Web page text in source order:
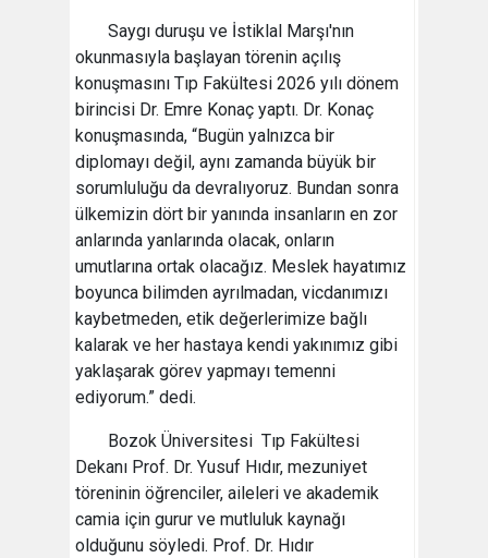
Saygı duruşu ve İstiklal Marşı'nın
okunmasıyla başlayan törenin açılış
konuşmasını Tıp Fakültesi 2026 yılı dönem
birincisi Dr. Emre Konaç yaptı. Dr. Konaç
konuşmasında, “Bugün yalnızca bir
diplomayı değil, aynı zamanda büyük bir
sorumluluğu da devralıyoruz. Bundan sonra
ülkemizin dört bir yanında insanların en zor
anlarında yanlarında olacak, onların
umutlarına ortak olacağız. Meslek hayatımız
boyunca bilimden ayrılmadan, vicdanımızı
kaybetmeden, etik değerlerimize bağlı
kalarak ve her hastaya kendi yakınımız gibi
yaklaşarak görev yapmayı temenni
ediyorum.” dedi.
Bozok Üniversitesi Tıp Fakültesi
Dekanı Prof. Dr. Yusuf Hıdır, mezuniyet
töreninin öğrenciler, aileleri ve akademik
camia için gurur ve mutluluk kaynağı
olduğunu söyledi. Prof. Dr. Hıdır